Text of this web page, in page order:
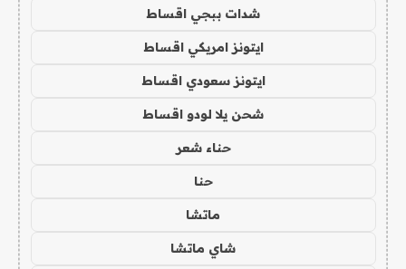
شدات ببجي اقساط
ايتونز امريكي اقساط
ايتونز سعودي اقساط
شحن يلا لودو اقساط
حناء شعر
حنا
ماتشا
شاي ماتشا